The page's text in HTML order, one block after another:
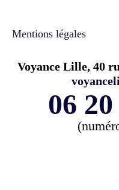
Mentions légales
Voyance Lille, 40
06